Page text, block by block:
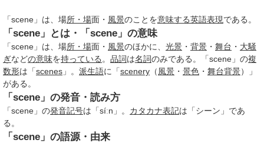
「scene」は、場所・場面・ 風景のことを意味する英語表現である。
「scene」とは・「scene」の意味
「scene」は、場所・場面・ 風景のほかに、 光景 ・ 背景 ・ 舞台 ・ 大騒
ぎなどの意味を持っている 。 品詞は名詞のみである。「scene」の複
数形は「scenes 」。 派生語に「scenery （ 風景 ・ 景色 ・ 舞台背景）」
がある。
「scene」の発音・読み方
「scene」の発音記号は「síːn」。 カタカナ表記は「シーン」であ
る。
「scene」の語源・由来